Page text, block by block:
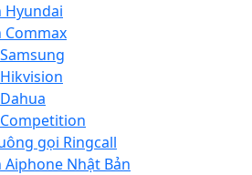
Hyundai
Commax
gọi Ringcall
Nhật Bản